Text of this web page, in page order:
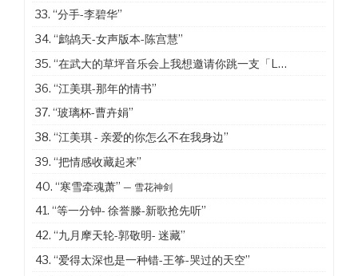
33.“分手-李碧华”
34.“鹧鸪天-女声版本-陈宫慧”
35.“在武大的草坪音乐会上我想邀请你跳一支「Last Dance」”
36.“江美琪-那年的情书”
37.“玻璃杯-曹卉娟”
38.“江美琪 - 亲爱的你怎么不在我身边”
39.“把情感收藏起来”
40.“寒雪牵魂萧”— 雪花神剑
41.“等一分钟- 徐誉滕-新歌抢先听”
42.“九月摩天轮-郭敬明- 迷藏”
43.“爱得太深也是一种错-王筝-哭过的天空”